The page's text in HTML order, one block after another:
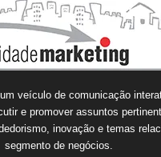
veículo de comunicação
e promover assuntos
inovação e temas
segmento de negócios.